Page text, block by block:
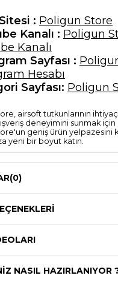
: Poligun Store
Kanalı : Poligun
Kanalı
Sayfası :
Hesabı
Sayfası: Poligun
airsoft tutkunlarının
deneyimini sunmak
geniş ürün yelpazesini
yeni bir boyut katın.
(0)
NASIL HAZIRLANIYOR